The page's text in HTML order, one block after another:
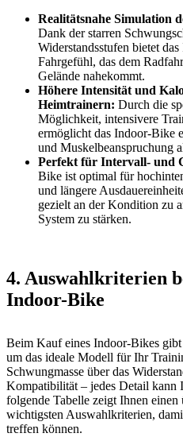
Realitätsnahe Simulation
Dank der starren
Widerstandsstufen bietet
Fahrgefühl, das dem
Gelände nahekommt.
Höhere Intensität und
Heimtrainern: Durch die
Möglichkeit, intensivere
ermöglicht das Indoor-Bike
und Muskelbeanspruchung
Perfekt für Intervall- und
Bike ist optimal für
und längere
gezielt an der Kondition zu
System zu stärken.
4. Auswahlkriterien
Indoor-Bike
Beim Kauf eines Indoor-Bikes gibt
um das ideale Modell für Ihr
Schwungmasse über das
Kompatibilität – jedes Detail kann
folgende Tabelle zeigt Ihnen
wichtigsten Auswahlkriterien,
treffen können.